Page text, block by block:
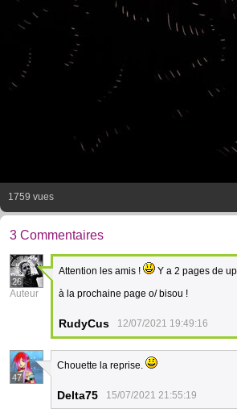
1759 vues
3 Commentaires
26
Auteur
Attention les amis !
Y a 2 pages de
à la prochaine page o/ bisou !
RudyCus 12/07/2021 19:49:16
47
Chouette la reprise.
Delta75 15/07/2021 21:55:19